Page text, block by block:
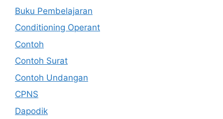
Buku Pembelajaran
Conditioning Operant
Contoh
Contoh Surat
Contoh Undangan
CPNS
Dapodik